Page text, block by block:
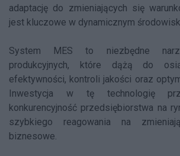
adaptację do zmieniających się
jest kluczowe w dynamicznym
System MES to niezbędne
produkcyjnych, które dążą do
efektywności, kontroli jakości oraz
Inwestycja w tę technologię
konkurencyjność przedsiębiorstwa na
szybkiego reagowania na
biznesowe.